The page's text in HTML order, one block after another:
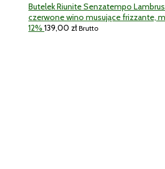
Butelek Riunite Senzatempo
czerwone wino musujące frizzante,
12% 139,00 zł Brutto